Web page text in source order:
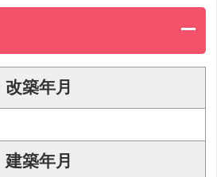
改築年月
建築年月